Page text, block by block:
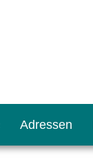
Adressen